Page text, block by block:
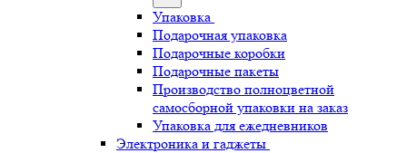
Упаковка
Подарочная упаковка
Подарочные коробки
Подарочные пакеты
Производство полноцветной
самосборной упаковки на заказ
Упаковка для ежедневников
Электроника и гаджеты